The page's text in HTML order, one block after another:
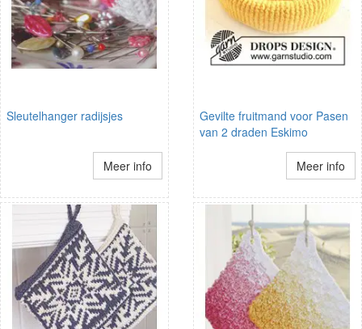
Sleutelhanger radijsjes
Meer info
Gevilte fruitmand voor Pasen
van 2 draden Eskimo
Meer info